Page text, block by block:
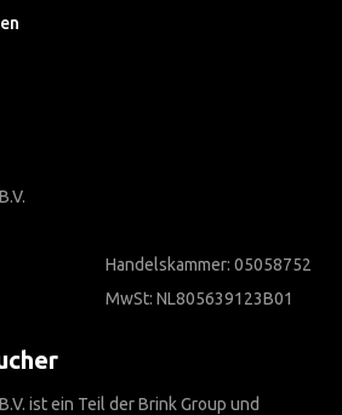
Handelskammer: 05058752
MwSt: NL805639123B01
ist ein Teil der Brink Group und